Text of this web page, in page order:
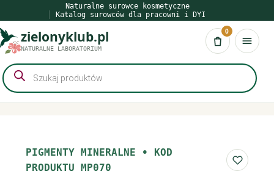
do
treści
Naturalne surowce kosmetyczne
Katalog surowców dla pracowni i DYI
zielonyklub.pl
NATURALNE LABORATORIUM Koszyk
0
Wyszukiwarka
produktów
PIGMENTY MINERALNE • KOD
PRODUKTU MP070
Do